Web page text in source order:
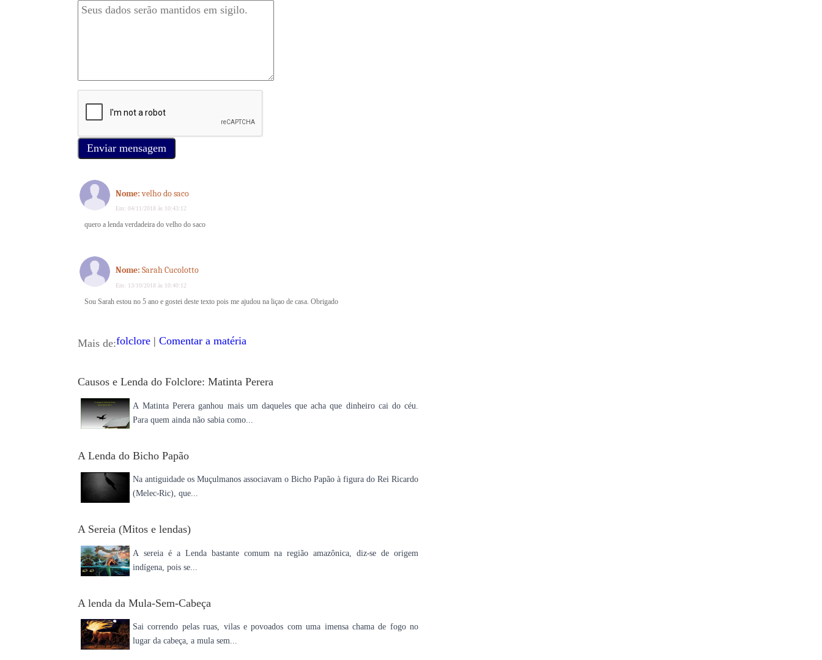
Enviar mensagem
Nome:velho do saco
Em: 04/11/2018 às 10:43:12
quero a lenda verdadeira do velho do saco
Nome: Sarah Cucolotto
Em: 13/10/2018 às 10:40:12
Sou Sarah estou no 5 ano e gostei deste texto pois me ajudou na liçao de casa. Obrigado
Mais de:folclore| Comentar a matéria
Causos e Lenda do Folclore: Matinta Perera
A Matinta Perera ganhou mais um daqueles que acha que dinheiro cai do céu.
Para quem ainda não sabia como...
A Lenda do Bicho Papão
Na antiguidade os Muçulmanos associavam o Bicho Papão à figura do Rei Ricardo
(Melec-Ric), que...
A Sereia (Mitos e lendas)
A sereia é a Lenda bastante comum na região amazônica, diz-se de origem
indígena, pois se...
A lenda da Mula-Sem-Cabeça
Sai correndo pelas ruas, vilas e povoados com uma imensa chama de fogo no
lugar da cabeça, a mula sem...